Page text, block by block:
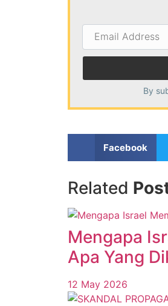
Email
Address
By
Facebook
Related
Mengapa
Apa Yang
12 May 2026